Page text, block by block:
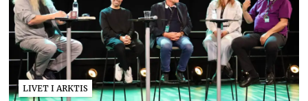
LIVET I ARKTIS